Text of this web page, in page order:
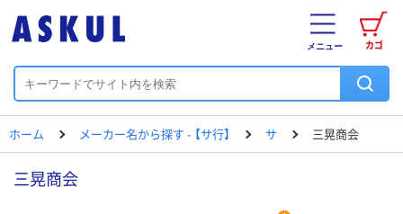
カゴ
メニュー
ホーム メーカー名から探す - 【サ行】 サ 三晃商会
三晃商会